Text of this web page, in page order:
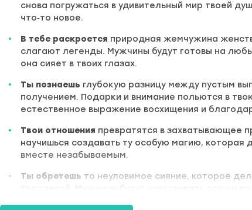
снова погружаться в удивительный мир твоей
что‑то новое.
В тебе раскроется природная жемчужина
слагают легенды. Мужчины будут готовы на
она сияет в твоих глазах.
Ты познаешь глубокую разницу между пустым
получением. Подарки и внимание польются в
естественное выражение восхищения и
Твои отношения превратятся в захватывающее
научишься создавать ту особую магию,
вместе незабываемым.
Ты обретешь то неуловимое сияние, которое